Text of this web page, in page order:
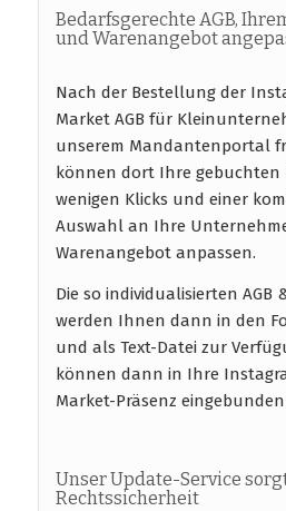
Bedarfsgerechte AGB,
und Warenangebot
Nach der Bestellung der
Market AGB für
unserem Mandantenportal
können dort Ihre gebuchten
wenigen Klicks und einer
Auswahl an Ihre
Warenangebot anpassen.
Die so individualisierten AGB
werden Ihnen dann in den
und als Text-Datei zur
können dann in Ihre
Market-Präsenz
Unser Update-Service
Rechtssicherheit